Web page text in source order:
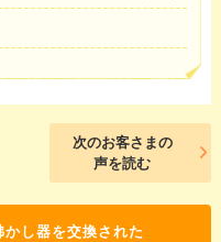
次のお客さまの
声を読む
し器を交換された